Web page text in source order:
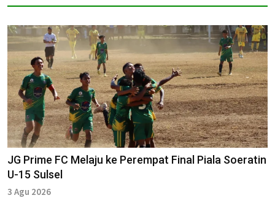
JG Prime FC Melaju ke Perempat Final Piala Soeratin
U-15 Sulsel
3 Agu 2026